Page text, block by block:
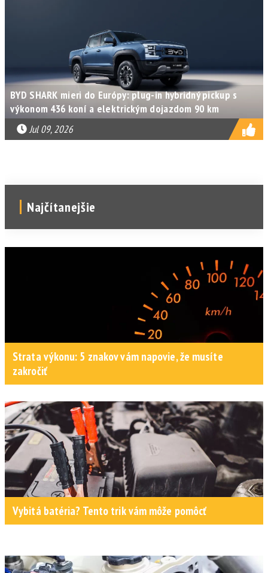
BYD SHARK mieri do Európy: plug-in hybridný pickup s
výkonom 436 koní a elektrickým dojazdom 90 km
Jul 09, 2026
Najčítanejšie
Strata výkonu: 5 znakov vám napovie, že musíte
zakročiť
Vybitá batéria? Tento trik vám môže pomôcť